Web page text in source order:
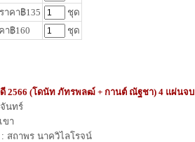
าคา฿135
ชุด
า฿160 ชุด
2566 (โดนัท ภัทรพลฒ์ + กานต์ ณัฐชา) 4 แผ่นจบ
นทร์
ขา
สถาพร นาควิไลโรจน์